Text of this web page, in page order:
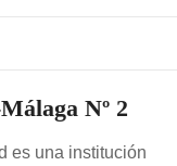
Nº 2
es una institución